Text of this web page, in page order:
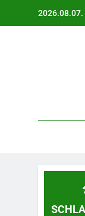
2026.08.07.
– Qualität,